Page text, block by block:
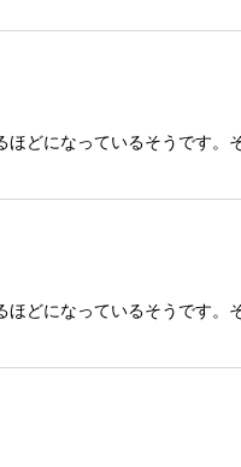
どになっているそうです
どになっているそうです